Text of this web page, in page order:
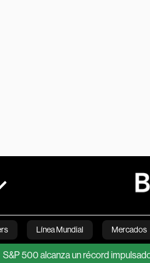
Línea Mundial Mercados
Bloomberg Green
alcanza un récord impulsado por